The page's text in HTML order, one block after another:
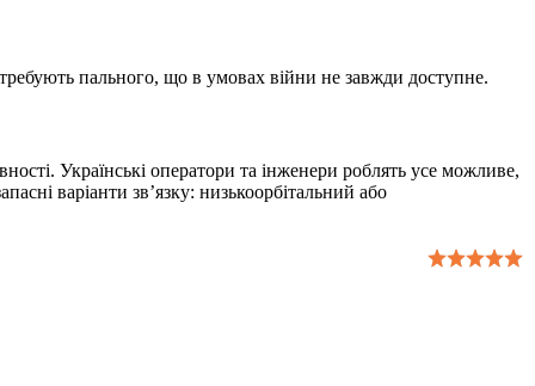
пального, що в умовах війни не завжди доступне.
Українські оператори та інженери роблять усе можливе,
варіанти зв’язку: низькоорбітальний або